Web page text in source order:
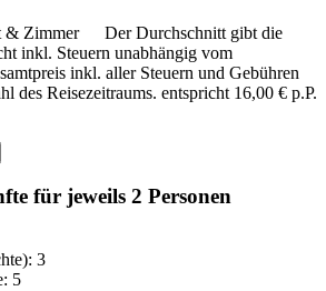
& Zimmer
Der Durchschnitt gibt die
inkl. Steuern unabhängig vom
inkl. aller Steuern und Gebühren
des Reisezeitraums. entspricht 16,00 € p.P.
für jeweils 2 Personen
3
5